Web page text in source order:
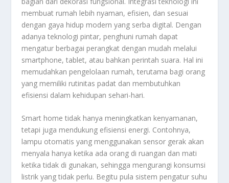
membuat rumah lebih nyaman, efisien, dan sesuai
dengan gaya hidup modern yang serba digital. Dengan
adanya teknologi pintar, penghuni rumah dapat
mengatur berbagai perangkat dengan mudah melalui
smartphone, tablet, atau bahkan perintah suara. Hal ini
memudahkan pengelolaan rumah, terutama bagi orang
yang memiliki rutinitas padat dan membutuhkan
efisiensi dalam kehidupan sehari-hari.
Smart home tidak hanya meningkatkan kenyamanan,
tetapi juga mendukung efisiensi energi. Contohnya,
lampu otomatis yang menggunakan sensor gerak akan
menyala hanya ketika ada orang di ruangan dan mati
ketika tidak di gunakan, sehingga mengurangi konsumsi
listrik yang tidak perlu. Begitu pula sistem pengatur suhu